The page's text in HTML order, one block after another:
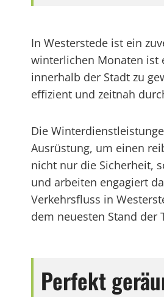
In Westerstede ist ein
winterlichen Monaten ist
innerhalb der Stadt zu
effizient und zeitnah
Die
Ausrüstung, um einen
nicht nur die Sicherheit,
und arbeiten engagiert
Verkehrsfluss in
dem neuesten Stand der
Perfekt